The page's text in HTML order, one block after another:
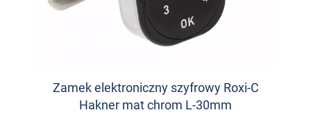
Zamek elektroniczny szyfrowy Roxi-C
Hakner mat chrom L-30mm